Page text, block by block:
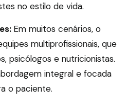
no estilo de vida.
Em muitos cenários, o
multiprofissionais, que
psicólogos e nutricionistas.
integral e focada
o paciente.